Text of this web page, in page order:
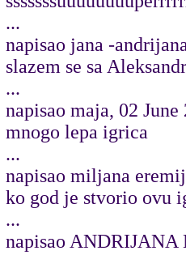
...
napisao jana -
slazem se sa
...
napisao maja, 02 June
mnogo lepa igrica
...
napisao miljana
ko god je stvorio ovu
...
napisao